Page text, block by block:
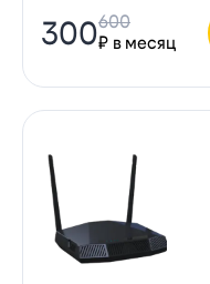
300₽ в месяц
600